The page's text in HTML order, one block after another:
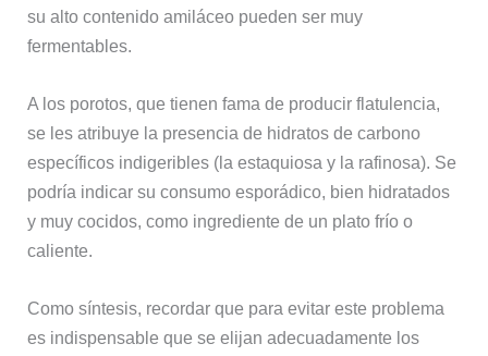
su alto contenido amiláceo pueden ser muy
fermentables.
A los porotos, que tienen fama de producir flatulencia,
se les atribuye la presencia de hidratos de carbono
específicos indigeribles (la estaquiosa y la rafinosa). Se
podría indicar su consumo esporádico, bien hidratados
y muy cocidos, como ingrediente de un plato frío o
caliente.
Como síntesis, recordar que para evitar este problema
es indispensable que se elijan adecuadamente los